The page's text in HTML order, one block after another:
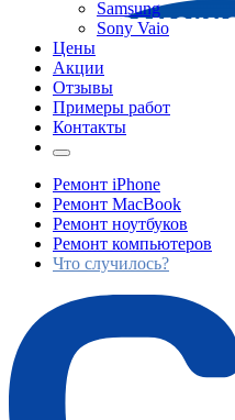
Samsung
Sony Vaio
Цены
Акции
Отзывы
Примеры работ
Контакты
Ремонт iPhone
Ремонт MacBook
Ремонт ноутбуков
Ремонт компьютеров
Что случилось?